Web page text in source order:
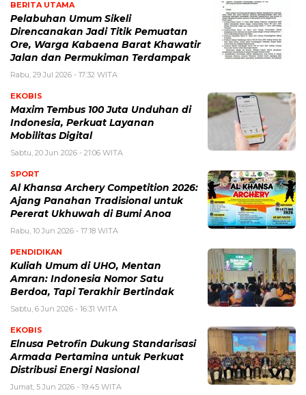
BERITA UTAMA
Pelabuhan Umum Sikeli
Direncanakan Jadi Titik Pemuatan
Ore, Warga Kabaena Barat Khawatir
Jalan dan Permukiman Terdampak
Rabu, 29 Jul 2026 - 17:32 WITA
EKOBIS
Maxim Tembus 100 Juta Unduhan di
Indonesia, Perkuat Layanan
Mobilitas Digital
Sabtu, 20 Jun 2026 - 21:06 WITA
SPORT
Al Khansa Archery Competition 2026:
Ajang Panahan Tradisional untuk
Pererat Ukhuwah di Bumi Anoa
Rabu, 10 Jun 2026 - 17:18 WITA
PENDIDIKAN
Kuliah Umum di UHO, Mentan
Amran: Indonesia Nomor Satu
Berdoa, Tapi Terakhir Bertindak
Sabtu, 6 Jun 2026 - 16:31 WITA
EKOBIS
Elnusa Petrofin Dukung Standarisasi
Armada Pertamina untuk Perkuat
Distribusi Energi Nasional
Jumat, 5 Jun 2026 - 19:45 WITA